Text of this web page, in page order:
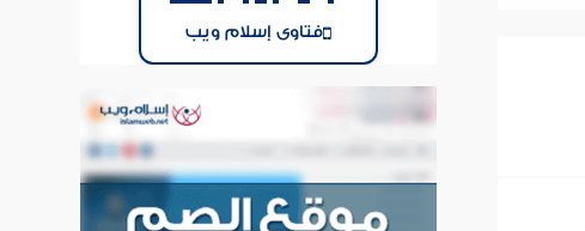
فتاوى إسلام ويب